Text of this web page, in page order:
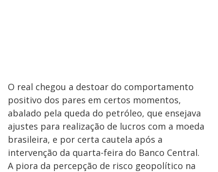
O real chegou a destoar do comportamento
positivo dos pares em certos momentos,
abalado pela queda do petróleo, que ensejava
ajustes para realização de lucros com a moeda
brasileira, e por certa cautela após a
intervenção da quarta-feira do Banco Central.
A piora da percepção de risco geopolítico na